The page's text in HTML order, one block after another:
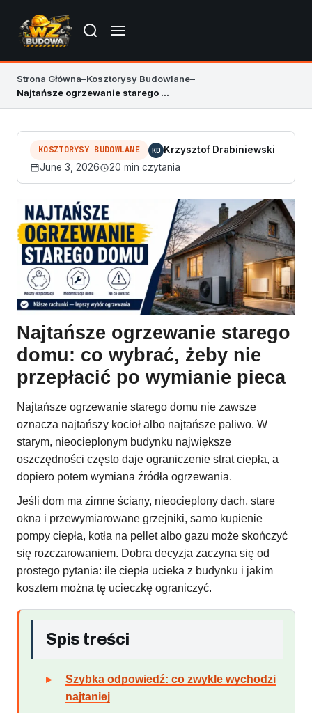
Strona Główna–Kosztorysy Budowlane–
Najtańsze ogrzewanie starego domu: co wybrać
KOSZTORYSY BUDOWLANE KD Krzysztof Drabiniewski
June 3, 2026
20 min czytania
Najtańsze ogrzewanie starego
domu: co wybrać, żeby nie
przepłacić po wymianie pieca
Najtańsze ogrzewanie starego domu nie zawsze
oznacza najtańszy kocioł albo najtańsze paliwo. W
starym, nieocieplonym budynku największe
oszczędności często daje ograniczenie strat ciepła, a
dopiero potem wymiana źródła ogrzewania.
Jeśli dom ma zimne ściany, nieocieplony dach, stare
okna i przewymiarowane grzejniki, samo kupienie
pompy ciepła, kotła na pellet albo gazu może skończyć
się rozczarowaniem. Dobra decyzja zaczyna się od
prostego pytania: ile ciepła ucieka z budynku i jakim
kosztem można tę ucieczkę ograniczyć.
Spis treści
Szybka odpowiedź: co zwykle wychodzi
najtaniej